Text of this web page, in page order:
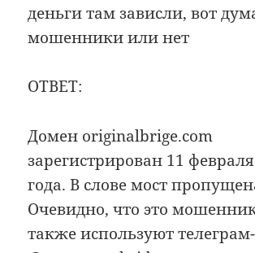
деньги там зависли, вот
мошенники или нет
ОТВЕТ:
Домен originalbrige.com
зарегистрирован 11
года. В слове мост
Очевидно, что это
также используют